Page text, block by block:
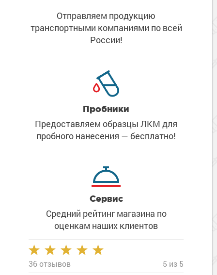
Отправляем продукцию
транспортными компаниями по всей
России!
Пробники
Предоставляем образцы ЛКМ для
пробного нанесения — бесплатно!
Сервис
Средний рейтинг магазина по
оценкам наших клиентов
36 отзывов 5 из 5